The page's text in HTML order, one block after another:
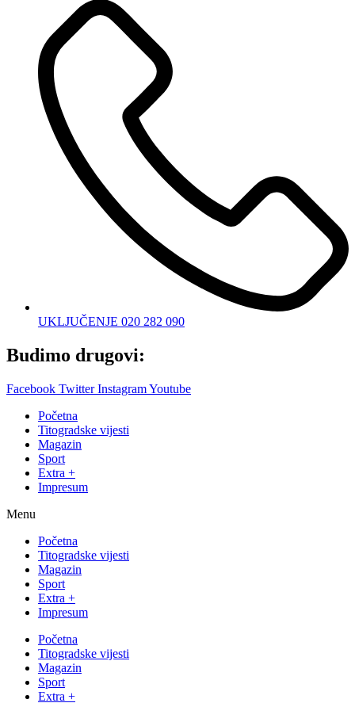
UKLJUČENJE 020 282 090
Budimo drugovi:
Facebook Twitter InstagramYoutube
Početna
Titogradske vijesti
Magazin
Sport
Extra +
Impresum
Menu
Početna
Titogradske vijesti
Magazin
Sport
Extra +
Impresum
Početna
Titogradske vijesti
Magazin
Sport
Extra +